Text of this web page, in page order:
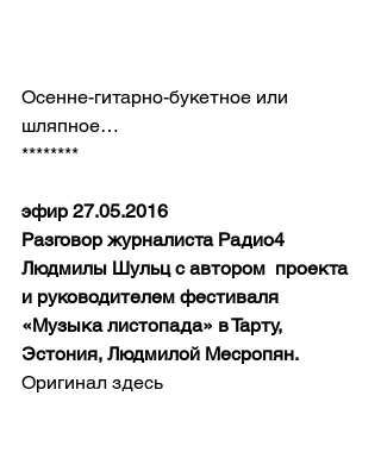
Осенне-гитарно-букетное или
шляпное…
********
эфир 27.05.2016
Разговор журналиста Радио4
Людмилы Шульц с автором  проекта
и руководителем фестиваля
«Музыка листопада» в Тарту,
Эстония, Людмилой Месропян.
Оригинал здесь